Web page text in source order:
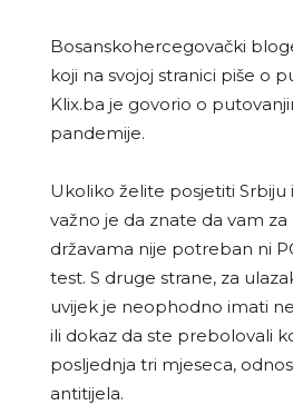
Bosanskohercegovački
koji na svojoj stranici piše o
Klix.ba je govorio o
pandemije.
Ukoliko želite posjetiti Srbiju
važno je da znate da vam
državama nije potreban ni
test. S druge strane, za
uvijek je neophodno imati
ili dokaz da ste prebolovali
posljednja tri mjeseca,
antitijela.